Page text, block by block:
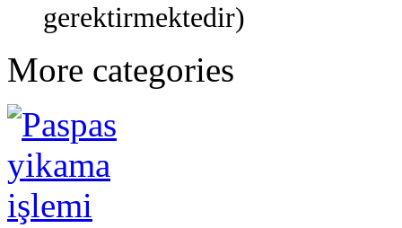
gerektirmektedir)
More categories